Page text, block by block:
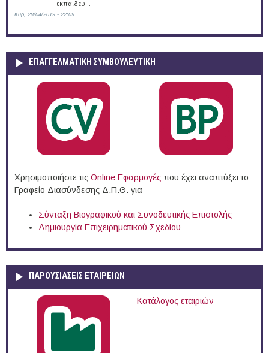
εκπαιδευ...
Κυρ, 28/04/2019 - 22:09
ΕΠΑΓΓΕΛΜΑΤΙΚΉ ΣΥΜΒΟΥΛΕΥΤΙΚΉ
Χρησιμοποιήστε τις Online Eφαρμογές που έχει αναπτύξει το
Γραφείο Διασύνδεσης Δ.Π.Θ. για
Σύνταξη Βιογραφικού και Συνοδευτικής Επιστολής
Δημιουργία Επιχειρηματικού Σχεδίου
ΠΑΡΟΥΣΙΆΣΕΙΣ ΕΤΑΙΡΕΙΏΝ
Κατάλογος εταιριών